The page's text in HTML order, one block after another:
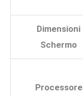
Dimensioni
Schermo
Processore